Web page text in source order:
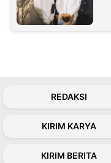
REDAKSI
KIRIM KARYA
KIRIM BERITA